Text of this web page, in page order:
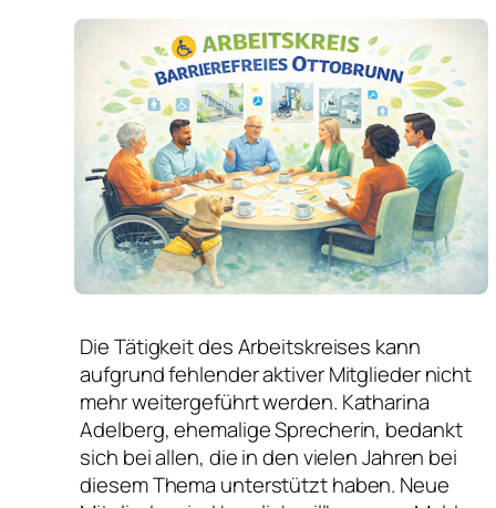
Die Tätigkeit des Arbeitskreises kann
aufgrund fehlender aktiver Mitglieder nicht
mehr weitergeführt werden. Katharina
Adelberg, ehemalige Sprecherin, bedankt
sich bei allen, die in den vielen Jahren bei
diesem Thema unterstützt haben. Neue